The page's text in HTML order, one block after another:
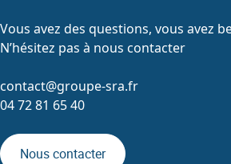
Vous avez des questions, vous avez
N’hésitez pas à nous contacter
contact@groupe-sra.fr
04 72 81 65 40
Nous contacter